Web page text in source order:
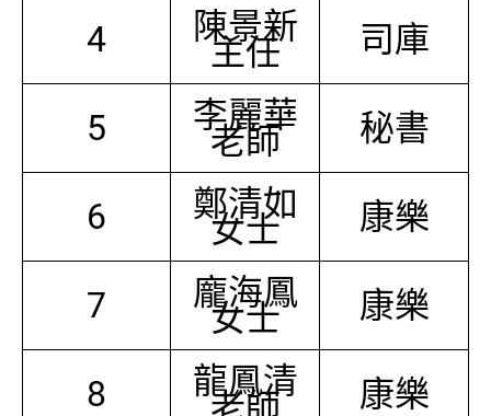
4 陳景新
主任 司庫
5 李麗華
老師 秘書
6 鄭清如
女士 康樂
7 龐海鳳
女士 康樂
8 龍鳳清 康樂